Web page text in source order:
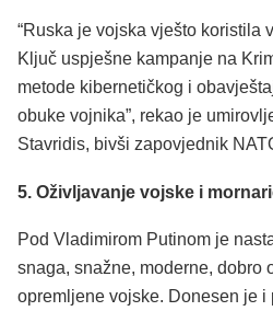
“Ruska je vojska vješto koristila
Ključ uspješne kampanje na
metode kibernetičkog i
obuke vojnika”, rekao je
Stavridis, bivši zapovjednik
5. Oživljavanje vojske i
Pod Vladimirom Putinom je
snaga, snažne, moderne, dobro
opremljene vojske. Donesen je i